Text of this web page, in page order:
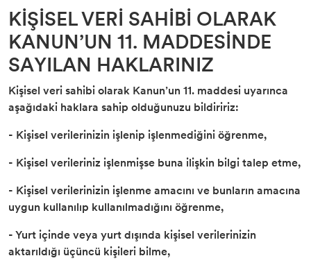
KİŞİSEL VERİ SAHİBİ OLARAK
KANUN’UN 11. MADDESİNDE
SAYILAN HAKLARINIZ
Kişisel veri sahibi olarak Kanun’un 11. maddesi uyarınca
aşağıdaki haklara sahip olduğunuzu bildiririz:
- Kişisel verilerinizin işlenip işlenmediğini öğrenme,
- Kişisel verileriniz işlenmişse buna ilişkin bilgi talep etme,
- Kişisel verilerinizin işlenme amacını ve bunların amacına
uygun kullanılıp kullanılmadığını öğrenme,
- Yurt içinde veya yurt dışında kişisel verilerinizin
aktarıldığı üçüncü kişileri bilme,